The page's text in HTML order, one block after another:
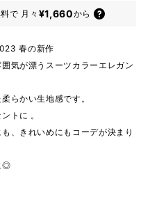
で 月々 ¥1,660から
春の新作
気が漂うスーツカラーエレガン
らかい生地感です。
トに 。
、きれいめにもコーデが決まり
◎